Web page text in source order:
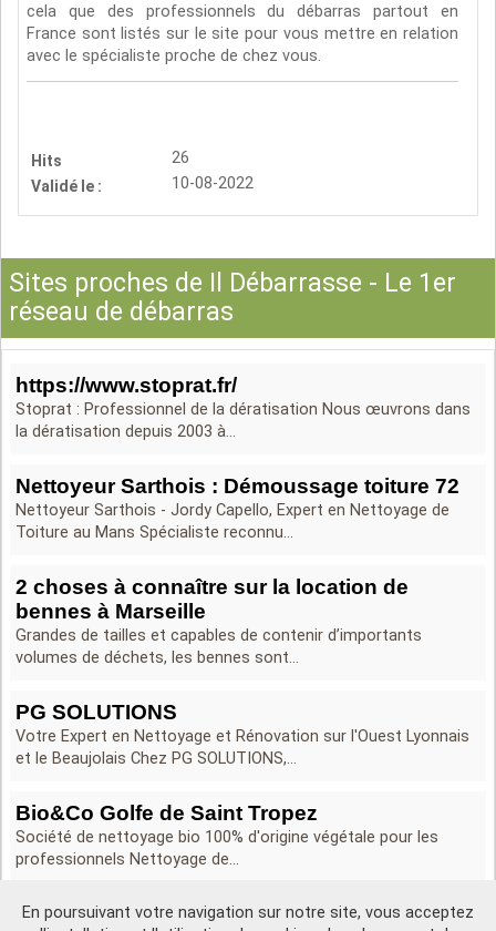
cela que des professionnels du débarras partout en
France sont listés sur le site pour vous mettre en relation
avec le spécialiste proche de chez vous.
Hits 26
Validé le : 10-08-2022
Sites proches de Il Débarrasse - Le 1er
réseau de débarras
https://www.stoprat.fr/
Stoprat : Professionnel de la dératisation Nous œuvrons dans
la dératisation depuis 2003 à...
Nettoyeur Sarthois : Démoussage toiture 72
Nettoyeur Sarthois - Jordy Capello, Expert en Nettoyage de
Toiture au Mans Spécialiste reconnu...
2 choses à connaître sur la location de
bennes à Marseille
Grandes de tailles et capables de contenir d’importants
volumes de déchets, les bennes sont...
PG SOLUTIONS
Votre Expert en Nettoyage et Rénovation sur l'Ouest Lyonnais
et le Beaujolais Chez PG SOLUTIONS,...
Bio&Co Golfe de Saint Tropez
Société de nettoyage bio 100% d'origine végétale pour les
professionnels Nettoyage de...
En poursuivant votre navigation sur notre site, vous acceptez